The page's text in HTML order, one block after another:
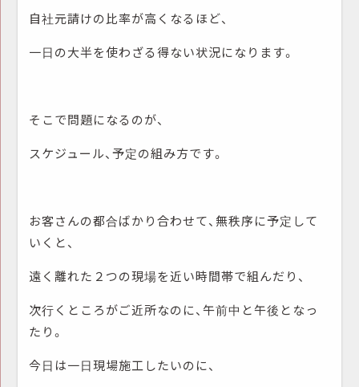
自社元請けの比率が高くなるほど、
一日の大半を使わざる得ない状況になります。
そこで問題になるのが、
スケジュール、予定の組み方です。
お客さんの都合ばかり合わせて、無秩序に予定して
いくと、
遠く離れた２つの現場を近い時間帯で組んだり、
次行くところがご近所なのに、午前中と午後となっ
たり。
今日は一日現場施工したいのに、